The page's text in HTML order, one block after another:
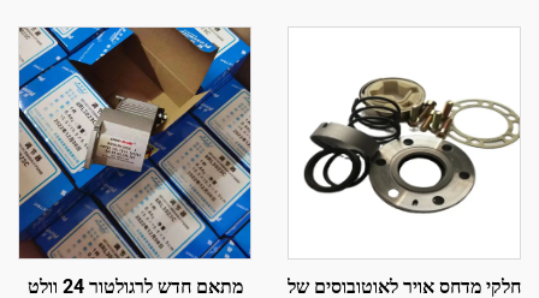
חלקי מדחס אויר לאוטובוסים של
מתאם חדש לרגולטור 24 וולט